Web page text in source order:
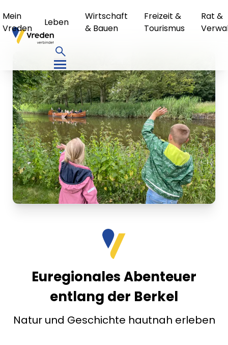
Mein
Vreden
Leben
Wirtschaft
& Bauen
Freizeit &
Tourismus
Rat &
Euregionales Abenteuer
entlang der Berkel
Natur und Geschichte hautnah erleben